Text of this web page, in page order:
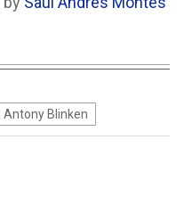
Antony Blinken